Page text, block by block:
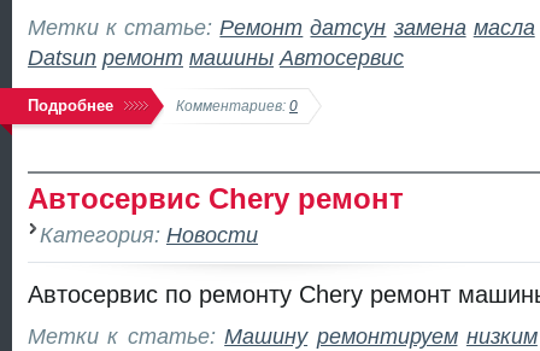
Метки к статье:Ремонт датсун замена масла
Datsun ремонт машины Автосервис
Подробнее Комментариев: 0
Автосервис Chery ремонт
Категория: Новости
Автосервис по ремонту Chery ремонт
Метки к статье:Машину ремонтируем низким